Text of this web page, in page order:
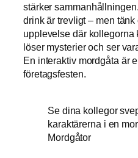
stärker
drink är trevligt – men
upplevelse där kollegorna
löser mysterier och ser
En interaktiv mordgåta är
företagsfesten.
Se dina kollegor
karaktärerna i en
Mordgåtor